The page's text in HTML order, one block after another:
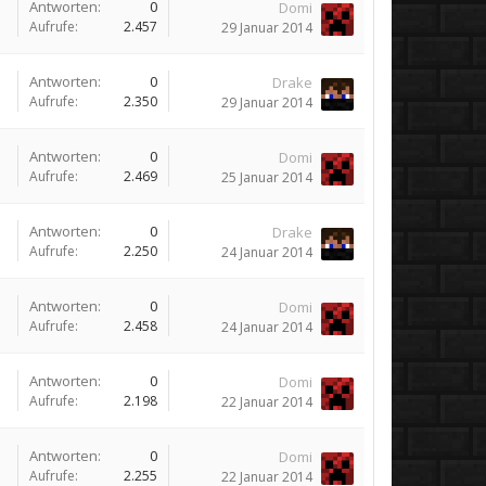
Antworten: 0
Aufrufe: 2.457
Domi
29 Januar 2014
Antworten: 0
Aufrufe: 2.350
Drake
29 Januar 2014
Antworten: 0
Aufrufe: 2.469
Domi
25 Januar 2014
Antworten: 0
Aufrufe: 2.250
Drake
24 Januar 2014
Antworten: 0
Aufrufe: 2.458
Domi
24 Januar 2014
Antworten: 0
Aufrufe: 2.198
Domi
22 Januar 2014
Antworten: 0
Aufrufe: 2.255
Domi
22 Januar 2014